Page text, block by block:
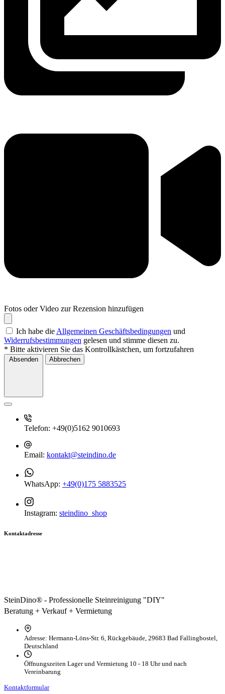
Fotos oder Video zur Rezension hinzufügen
Ich habe die Allgemeinen Geschäftsbedingungen und
Widerrufsbestimmungen gelesen und stimme diesen zu.
* Bitte aktivieren Sie das Kontrollkästchen, um fortzufahren
Absenden Abbrechen
Telefon: +49(0)5162 9010693
Email: kontakt@steindino.de
WhatsApp: +49(0)175 5883525
Instagram: steindino_shop
Kontaktadresse
SteinDino® - Professionelle Steinreinigung "DIY"
Beratung + Verkauf + Vermietung
Adresse: Hermann-Löns-Str. 6, Rückgebäude, 29683 Bad Fallingbostel,
Deutschland
Öffnungszeiten Lager und Vermietung 10 - 18 Uhr und nach
Vereinbarung
Kontaktformular